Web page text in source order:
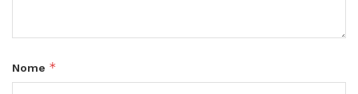
Nome *